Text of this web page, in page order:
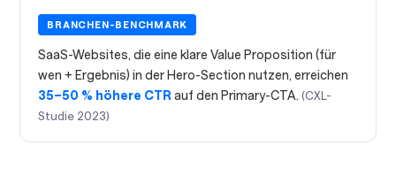
BRANCHEN-BENCHMARK
SaaS-Websites, die eine klare Value Proposition (für
wen + Ergebnis) in der Hero-Section nutzen, erreichen
35–50 % höhere CTR auf den Primary-CTA.(CXL-
Studie 2023)